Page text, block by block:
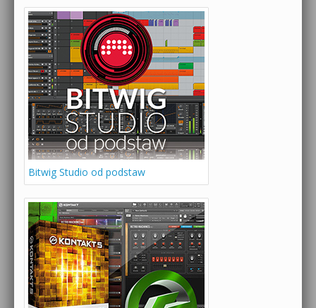
Bitwig Studio od podstaw